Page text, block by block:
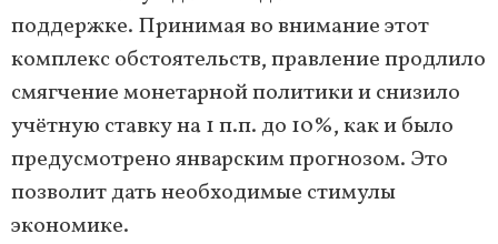
поддержке. Принимая во внимание этот
комплекс обстоятельств, правление продлило
смягчение монетарной политики и снизило
учётную ставку на 1 п.п. до 10%, как и было
предусмотрено январским прогнозом. Это
позволит дать необходимые стимулы
экономике.